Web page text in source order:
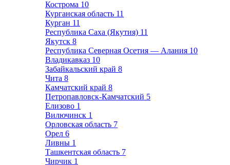
Кострома 10
Курганская область 11
Курган 11
Республика Саха (Якутия) 11
Якутск 8
Республика Северная Осетия — Алания 10
Владикавказ 10
Забайкальский край 8
Чита 8
Камчатский край 8
Петропавловск-Камчатский 5
Елизово 1
Вилючинск 1
Орловская область 7
Орел 6
Ливны 1
Ташкентская область 7
Чирчик 1